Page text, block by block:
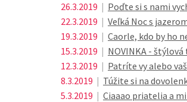
26.3.2019 | Poďte si s nami
22.3.2019 | Veľká Noc s
19.3.2019 | Caorle, kdo by ho
15.3.2019 | NOVINKA -
12.3.2019 | Patríte vy alebo
8.3.2019 | Túžite si na
5.3.2019 | Ciaaao priatelia a